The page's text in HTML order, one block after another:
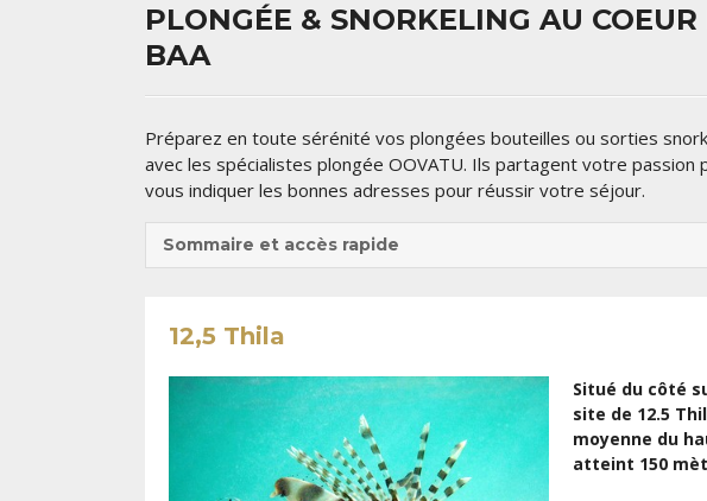
PLONGÉE & SNORKELING AU
BAA
Préparez en toute sérénité vos plongées bouteilles ou sorties
avec les spécialistes plongée OOVATU. Ils partagent votre
vous indiquer les bonnes adresses pour réussir votre séjour.
Sommaire et accès rapide
12,5 Thila
Situé du côté
site de 12.5
moyenne du
atteint 150